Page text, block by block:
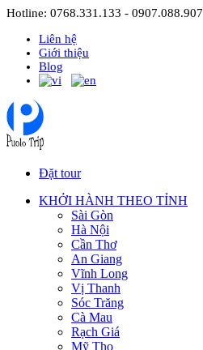
Hotline: 0768.331.133 - 0907.088.907
Liên hệ
Giới thiệu
Blog
Đặt tour
KHỞI HÀNH THEO TỈNH
Sài Gòn
Hà Nội
Cần Thơ
An Giang
Vĩnh Long
Vị Thanh
Sóc Trăng
Cà Mau
Rạch Giá
Mỹ Tho